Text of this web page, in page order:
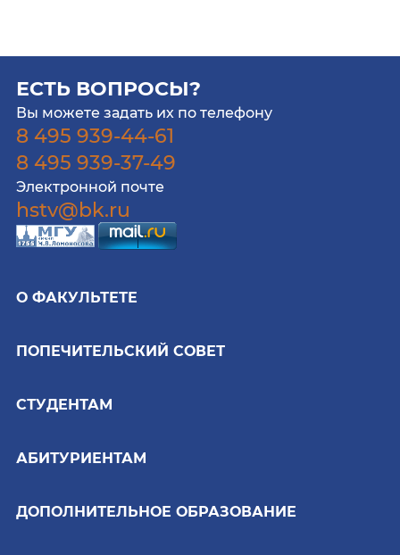
ЕСТЬ ВОПРОСЫ?
Вы можете задать их по телефону
8 495 939-44-61
8 495 939-37-49
Электронной почте
hstv@bk.ru
О ФАКУЛЬТЕТЕ
ПОПЕЧИТЕЛЬСКИЙ СОВЕТ
СТУДЕНТАМ
АБИТУРИЕНТАМ
ДОПОЛНИТЕЛЬНОЕ ОБРАЗОВАНИЕ